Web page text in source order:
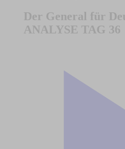
Der General für
ANALYSE TAG 36